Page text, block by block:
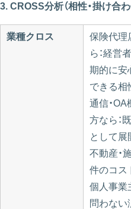
3. CROSS分析（相性・掛け合わ
業種クロス
保険代理
ら：経営
期的に安
できる相
通信・
方なら：
として展
不動産・
件のコス
個人事業
問わない